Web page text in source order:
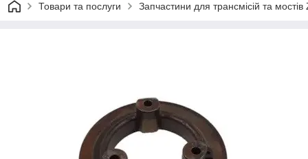
Товари та послуги Запчастини для трансмісій та мостів